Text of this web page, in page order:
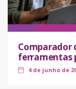
Comparador
ferramentas
4 de junho de